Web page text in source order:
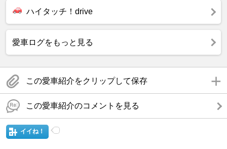
ハイタッチ！drive
愛車ログをもっと見る
この愛車紹介をクリップして保存
この愛車紹介のコメントを見る
イイね！